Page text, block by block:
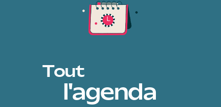
Tout
l'agenda